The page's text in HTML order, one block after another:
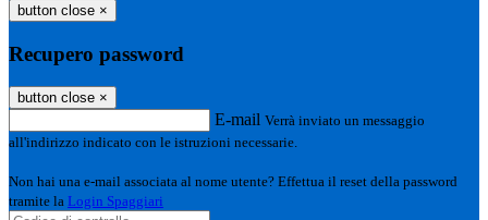
button close ×
Recupero password
button close ×
E-mail Verrà inviato un messaggio
all'indirizzo indicato con le istruzioni necessarie.
Non hai una e-mail associata al nome utente? Effettua il reset della password
tramite la Login Spaggiari